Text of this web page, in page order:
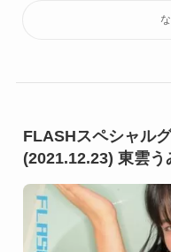
FLASHスペシャル
(2021.12.23) 東雲う